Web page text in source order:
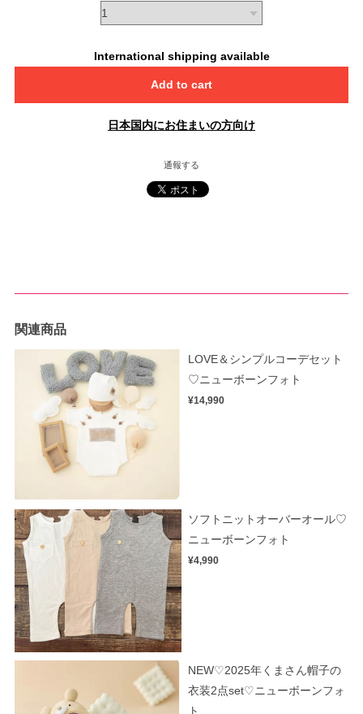
International shipping available
Add to cart
日本国内にお住まいの方向け
通報する
関連商品
LOVE＆シンプルコーデセット
♡ニューボーンフォト
¥14,990
ソフトニットオーバーオール♡
ニューボーンフォト
¥4,990
NEW♡2025年くまさん帽子の
衣装2点set♡ニューボーンフォ
ト